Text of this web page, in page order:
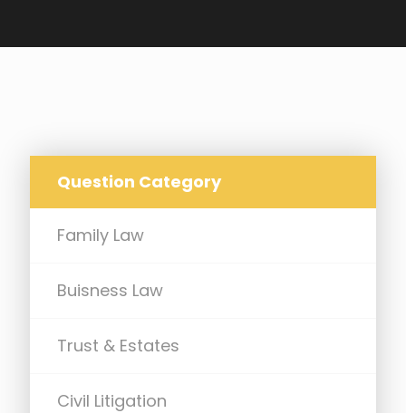
Question Category
Family Law
Buisness Law
Trust & Estates
Civil Litigation